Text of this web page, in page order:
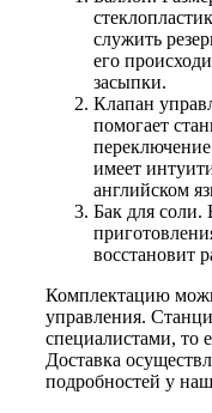
служить
его
засыпки.
Клапан
помогает
имеет
английском
Бак для соли.
восстановит
Комплектацию
управления.
специалистами, то
Доставка
подробностей у